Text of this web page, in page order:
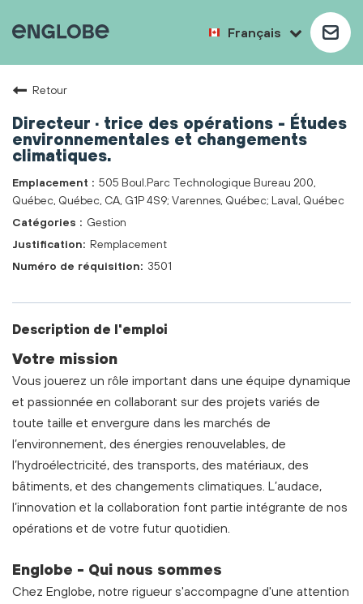
Français
Retour
Directeur · trice des opérations - Études
environnementales et changements
climatiques.
505 Boul.Parc Technologique Bureau 200,
Québec, Québec, CA, G1P 4S9; Varennes, Québec; Laval, Québec
Gestion
Remplacement
3501
Description de l'emploi
Votre mission
Vous jouerez un rôle important dans une équipe dynamique
et passionnée en collaborant sur des projets variés de
toute taille et envergure dans les marchés de
l’environnement, des énergies renouvelables, de
l’hydroélectricité, des transports, des matériaux, des
bâtiments, et des changements climatiques. L’audace,
l’innovation et la collaboration font partie intégrante de nos
opérations et de votre futur quotidien.
Englobe - Qui nous sommes
Chez Englobe, notre rigueur s'accompagne d'une attention